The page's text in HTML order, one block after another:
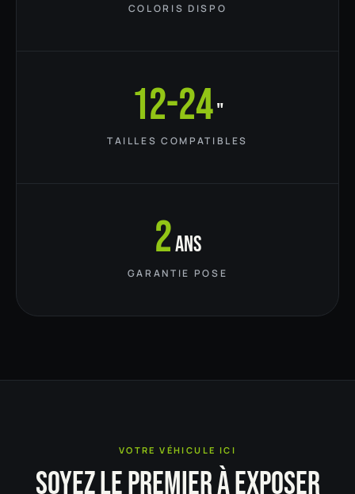
COLORIS DISPO
12-24"
TAILLES COMPATIBLES
2ans
GARANTIE POSE
VOTRE VÉHICULE ICI
SOYEZ LE PREMIER À EXPOSER